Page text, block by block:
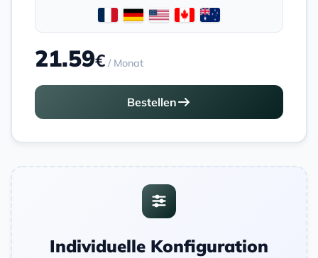
21.59€ / Monat
Bestellen
Individuelle Konfiguration